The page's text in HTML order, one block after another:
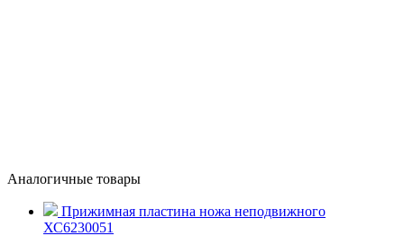
Аналогичные товары
Прижимная пластина ножа неподвижного
ХС6230051